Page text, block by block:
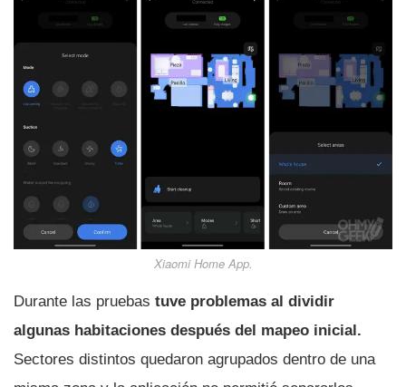
Xiaomi Home App.
Durante las pruebas tuve problemas al dividir
algunas habitaciones después del mapeo inicial.
Sectores distintos quedaron agrupados dentro de una